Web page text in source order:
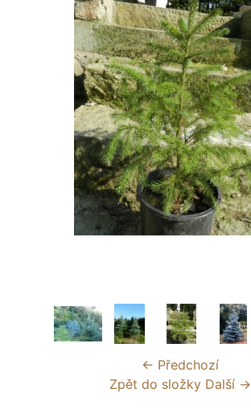
← Předchozí
Zpět do složky Další →